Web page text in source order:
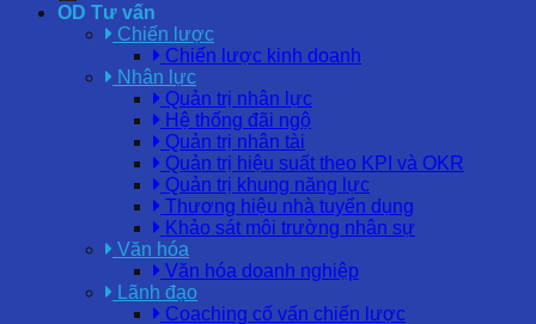
OD Tư vấn
Chiến lược
Chiến lược kinh doanh
Nhân lực
Quản trị nhân lực
Hệ thống đãi ngộ
Quản trị nhân tài
Quản trị hiệu suất theo KPI và OKR
Quản trị khung năng lực
Thương hiệu nhà tuyển dụng
Khảo sát môi trường nhân sự
Văn hóa
Văn hóa doanh nghiệp
Lãnh đạo
Coaching cố vấn chiến lược